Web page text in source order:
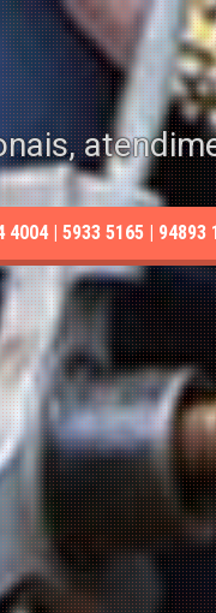
4004 | 5933 5165 |